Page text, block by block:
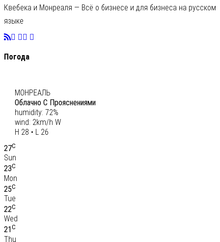
Квебека и Монреаля — Всё о бизнесе и для бизнеса на русском
языке
Погода
МОНРЕАЛЬ
Облачно С Прояснениями
humidity: 72%
wind: 2km/h W
H 28 • L 26
27C
Sun
23C
Mon
25C
Tue
22C
Wed
21 C
Thu